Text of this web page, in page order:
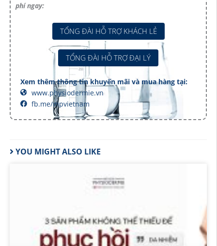
phí ngay:
TỔNG ĐÀI HỖ TRỢ KHÁCH LẺ
TỔNG ĐÀI HỖ TRỢ ĐẠI LÝ
Xem thêm thông tin khuyến mãi và mua hàng tại:
www.physiodermie.vn
fb.me/mpvietnam
YOU MIGHT ALSO LIKE